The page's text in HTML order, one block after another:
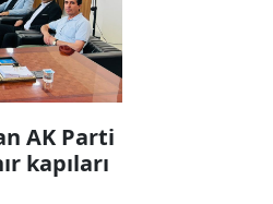
AK Parti
kapıları